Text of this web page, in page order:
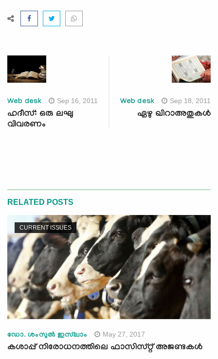
Web desk Sep 16, 2011
ഹദീസ്: ഒരു ലഘു
വിവരണം
Web desk Sep 18, 2011
ഏഴു ഖിറാഅതുകള്‍
RELATED POSTS
CURRENT ISSUES
ഡോ. ശംസുല്‍ ഇസ്‌ലാം May 27, 2017
കശാപ്പ്‌ നിരോധനത്തിലെ ഫാസിസ്റ്റ് അജണ്ടകള്‍